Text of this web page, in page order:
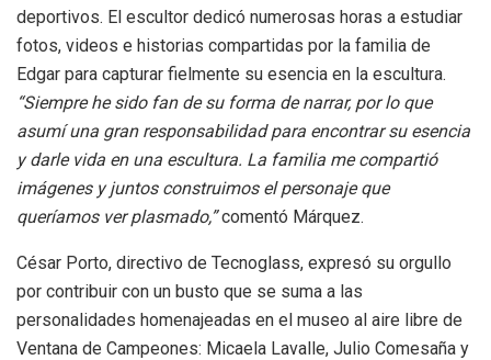
deportivos. El escultor dedicó numerosas horas a estudiar
fotos, videos e historias compartidas por la familia de
Edgar para capturar fielmente su esencia en la escultura.
“Siempre he sido fan de su forma de narrar, por lo que
asumí una gran responsabilidad para encontrar su esencia
y darle vida en una escultura. La familia me compartió
imágenes y juntos construimos el personaje que
queríamos ver plasmado,”comentó Márquez.
César Porto, directivo de Tecnoglass, expresó su orgullo
por contribuir con un busto que se suma a las
personalidades homenajeadas en el museo al aire libre de
Ventana de Campeones: Micaela Lavalle, Julio Comesaña y